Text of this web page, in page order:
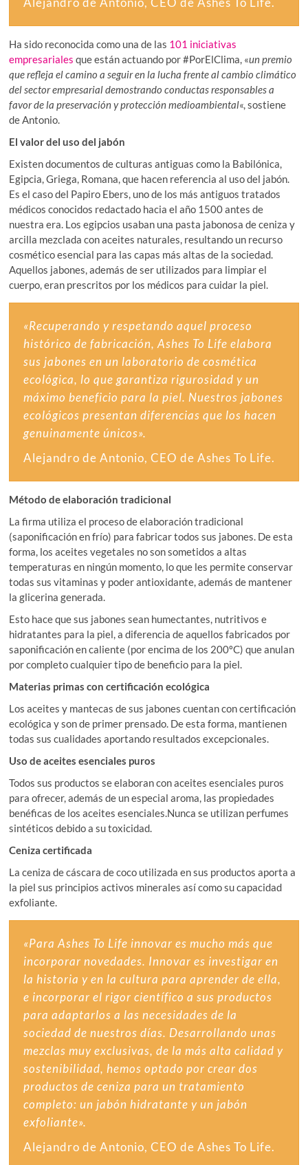
Ha sido reconocida como una de las 101 iniciativas
empresariales que están actuando por #PorElClima, «un premio
que refleja el camino a seguir en la lucha frente al cambio climático
del sector empresarial demostrando conductas responsables a
favor de la preservación y protección medioambiental«, sostiene
de Antonio.
El valor del uso del jabón
Existen documentos de culturas antiguas como la Babilónica,
Egipcia, Griega, Romana, que hacen referencia al uso del jabón.
Es el caso del Papiro Ebers, uno de los más antiguos tratados
médicos conocidos redactado hacia el año 1500 antes de
nuestra era. Los egipcios usaban una pasta jabonosa de ceniza y
arcilla mezclada con aceites naturales, resultando un recurso
cosmético esencial para las capas más altas de la sociedad.
Aquellos jabones, además de ser utilizados para limpiar el
cuerpo, eran prescritos por los médicos para cuidar la piel.
«Recuperando y respetando aquel proceso
histórico de fabricación, Ashes To Life elabora
sus jabones en un laboratorio de cosmética
ecológica, lo que garantiza rigurosidad y un
máximo beneficio para la piel. Nuestros jabones
ecológicos presentan diferencias que los hacen
genuinamente únicos».
Alejandro de Antonio, CEO de Ashes To Life.
Método de elaboración tradicional
La firma utiliza el proceso de elaboración tradicional
(saponificación en frío) para fabricar todos sus jabones. De esta
forma, los aceites vegetales no son sometidos a altas
temperaturas en ningún momento, lo que les permite conservar
todas sus vitaminas y poder antioxidante, además de mantener
la glicerina generada.
Esto hace que sus jabones sean humectantes, nutritivos e
hidratantes para la piel, a diferencia de aquellos fabricados por
saponificación en caliente (por encima de los 200ºC) que anulan
por completo cualquier tipo de beneficio para la piel.
Materias primas con certificación ecológica
Los aceites y mantecas de sus jabones cuentan con certificación
ecológica y son de primer prensado. De esta forma, mantienen
todas sus cualidades aportando resultados excepcionales.
Uso de aceites esenciales puros
Todos sus productos se elaboran con aceites esenciales puros
para ofrecer, además de un especial aroma, las propiedades
benéficas de los aceites esenciales.Nunca se utilizan perfumes
sintéticos debido a su toxicidad.
Ceniza certificada
La ceniza de cáscara de coco utilizada en sus productos aporta a
la piel sus principios activos minerales así como su capacidad
exfoliante.
«Para Ashes To Life innovar es mucho más que
incorporar novedades. Innovar es investigar en
la historia y en la cultura para aprender de ella,
e incorporar el rigor científico a sus productos
para adaptarlos a las necesidades de la
sociedad de nuestros días. Desarrollando unas
mezclas muy exclusivas, de la más alta calidad y
sostenibilidad, hemos optado por crear dos
productos de ceniza para un tratamiento
completo: un jabón hidratante y un jabón
exfoliante».
Alejandro de Antonio, CEO de Ashes To Life.